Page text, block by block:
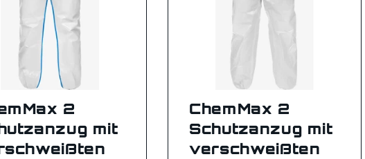
2
mit
ChemMax 2
Schutzanzug mit
verschweißten